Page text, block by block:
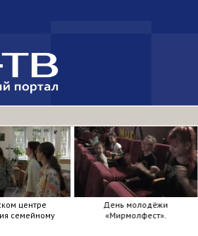
центре
семейному
День молодёжи
«Мирмолфест».